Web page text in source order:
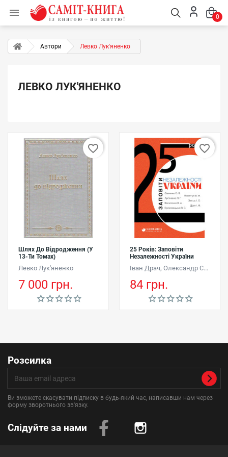
 0
Автори Левко Лук'яненко
ЛЕВКО ЛУК'ЯНЕНКО
Шлях До Відродження (у
13-Ти Томах)
Левко Лук'яненко
7 000 грн.
favorite_border
25 Років: Заповіти
Незалежності України
Іван Драч, Олександр Савченко
84 грн.
favorite_border
Розсилка
Ви зможете скасувати підписку в будь-який час, написавши нам через
форму зворотнього зв'язку.
Слідуйте за нами